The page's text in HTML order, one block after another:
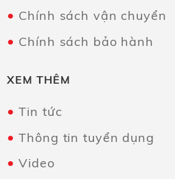
Chính sách vận chuyển
Chính sách bảo hành
XEM THÊM
Tin tức
Thông tin tuyển dụng
Video